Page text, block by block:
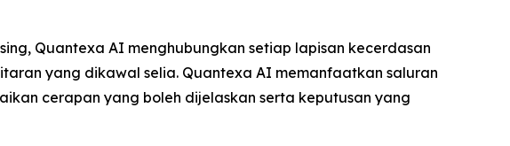
Quantexa AI menghubungkan setiap lapisan kecerdasan
yang dikawal selia. Quantexa AI memanfaatkan saluran
cerapan yang boleh dijelaskan serta keputusan yang